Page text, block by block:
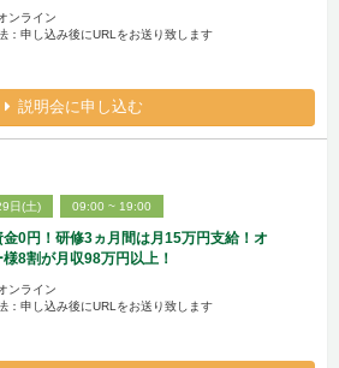
ンライン
：申し込み後にURLをお送り致します
説明会に申し込む
日(土) 09:00 ~ 19:00
金0円！研修3ヵ月間は月15万円支給！オ
様8割が月収98万円以上！
ンライン
：申し込み後にURLをお送り致します